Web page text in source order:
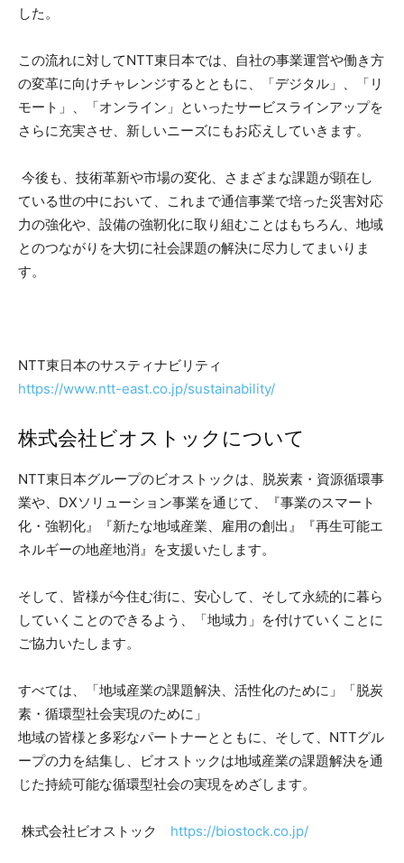
した。
この流れに対してNTT東日本では、自社の事業運営や働き方
の変革に向けチャレンジするとともに、「デジタル」、「リ
モート」、「オンライン」といったサービスラインアップを
さらに充実させ、新しいニーズにもお応えしていきます。
今後も、技術革新や市場の変化、さまざまな課題が顕在し
ている世の中において、これまで通信事業で培った災害対応
力の強化や、設備の強靭化に取り組むことはもちろん、地域
とのつながりを大切に社会課題の解決に尽力してまいりま
す。
NTT東日本のサスティナビリティ
https://www.ntt-east.co.jp/sustainability/
株式会社ビオストックについて
NTT東日本グループのビオストックは、脱炭素・資源循環事
業や、DXソリューション事業を通じて、『事業のスマート
化・強靭化』『新たな地域産業、雇用の創出』『再生可能エ
ネルギーの地産地消』を支援いたします。
そして、皆様が今住む街に、安心して、そして永続的に暮ら
していくことのできるよう、「地域力」を付けていくことに
ご協力いたします。
すべては、「地域産業の課題解決、活性化のために」「脱炭
素・循環型社会実現のために」
地域の皆様と多彩なパートナーとともに、そして、NTTグル
ープの力を結集し、ビオストックは地域産業の課題解決を通
じた持続可能な循環型社会の実現をめざします。
株式会社ビオストック https://biostock.co.jp/